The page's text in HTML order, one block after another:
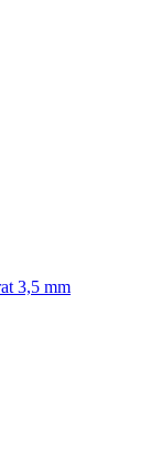
3,5 mm